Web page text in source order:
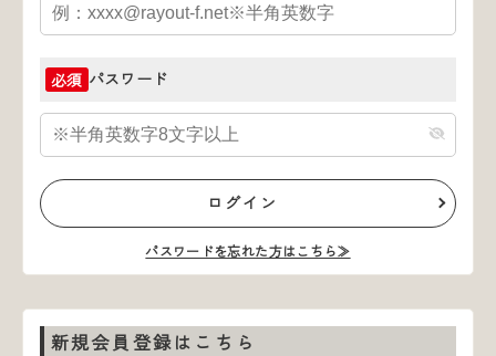
必須 パスワード
ログイン
パスワードを忘れた方はこちら≫
新規会員登録はこちら